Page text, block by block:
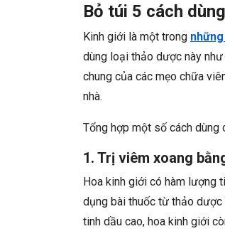
Bỏ túi 5 cách
Kinh giới là một trong
dùng loại thảo dược này
chung của các mẹo chữa
nhà.
Tổng hợp một số cách dùng
1. Trị viêm xoang
Hoa kinh giới có hàm lượng
dụng bài thuốc từ thảo
tinh dầu cao, hoa kinh giới